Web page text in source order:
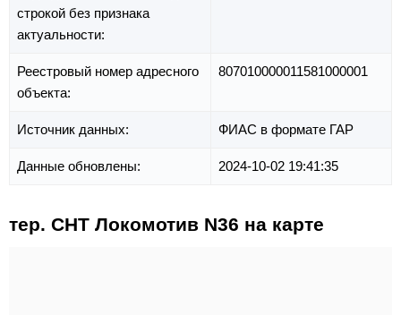
строкой без признака
актуальности:
Реестровый номер адресного
объекта:
807010000011581000001
Источник данных: ФИАС в формате ГАР
Данные обновлены: 2024-10-02 19:41:35
тер. СНТ Локомотив N36 на карте